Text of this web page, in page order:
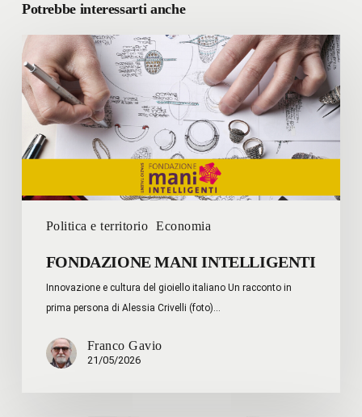
Potrebbe interessarti anche
Politica e territorio Economia
FONDAZIONE
MANI
INTELLIGENTI
FONDAZIONE MANI INTELLIGENTI
Innovazione e cultura del gioiello italiano Un racconto in
prima persona di Alessia Crivelli (foto)…
Franco Gavio
21/05/2026